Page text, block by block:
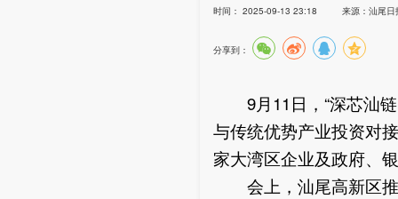
时间： 2025-09-13 23:18 来源： 汕尾日
分享到：
9月11日，“深芯汕链
与传统优势产业投资对
家大湾区企业及政府、
会上，汕尾高新区推